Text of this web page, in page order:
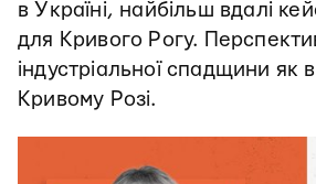
в Україні, найбільш вдалі
для Кривого Рогу.
індустріальної спадщини як в
Кривому Розі.